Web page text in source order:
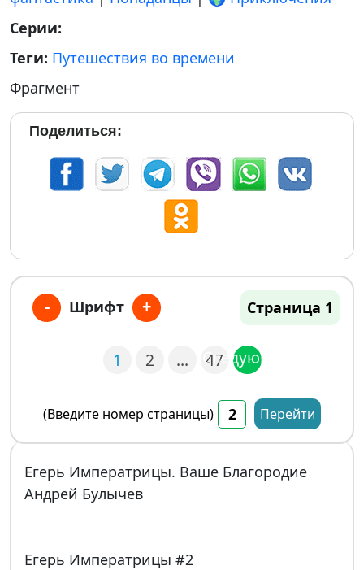
Серии:
Теги: Путешествия во времени
Фрагмент
Поделиться:
- Шрифт + Страница 1
1 2 … 47
Следующая
(Введите номер страницы) Перейти
Егерь Императрицы. Ваше Благородие
Андрей Булычев
Егерь Императрицы #2